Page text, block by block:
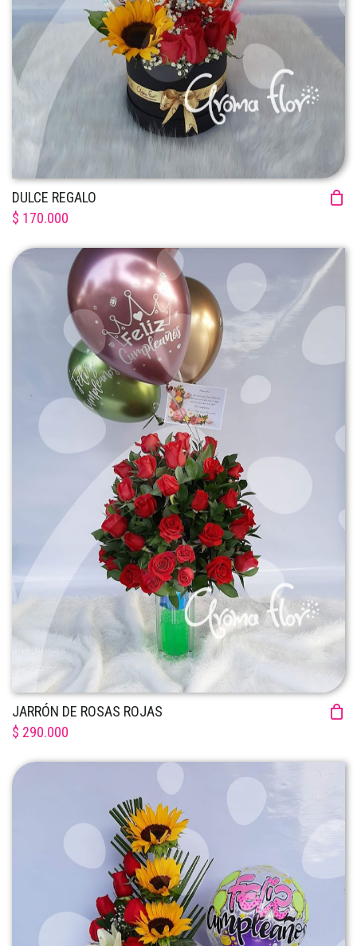
DULCE REGALO
$ 170.000
JARRÓN DE ROSAS ROJAS
$ 290.000